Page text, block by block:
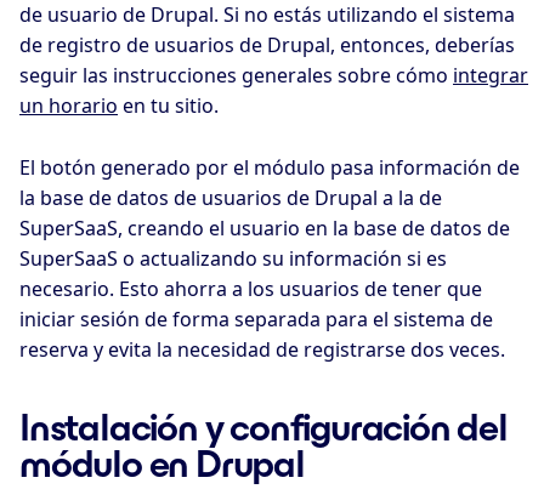
de usuario de Drupal. Si no estás utilizando el sistema
de registro de usuarios de Drupal, entonces, deberías
seguir las instrucciones generales sobre cómo integrar
un horario en tu sitio.
El botón generado por el módulo pasa información de
la base de datos de usuarios de Drupal a la de
SuperSaaS, creando el usuario en la base de datos de
SuperSaaS o actualizando su información si es
necesario. Esto ahorra a los usuarios de tener que
iniciar sesión de forma separada para el sistema de
reserva y evita la necesidad de registrarse dos veces.
Instalación y configuración del
módulo en Drupal